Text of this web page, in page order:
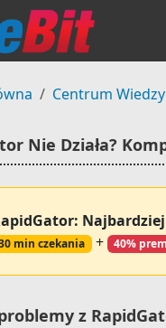
Centrum Wiedzy
Nie Działa?
min czekania + 40%
z